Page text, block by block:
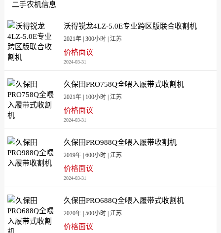
[西藏]7000 [新疆]4200
[新疆兵团]4200 [云南]6000
[浙江]5000
[浙江宁波]5000 [浙江宁波]6000
二手农机信息
沃得锐龙4LZ-5.0E专业跨区版联合收割机
2021年 | 300小时 | 江苏
价格面议
2024-03-31
久保田PRO758Q全喂入履带式收割机
2021年 | 100小时 | 江苏
价格面议
2024-03-31
久保田PRO988Q全喂入履带收割机
2019年 | 600小时 | 江苏
价格面议
2024-03-31
久保田PRO688Q全喂入履带式收割机
2020年 | 500小时 | 江苏
价格面议